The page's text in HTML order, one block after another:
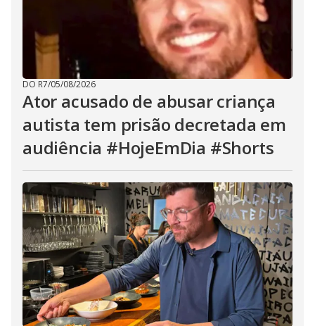
DO R7/05/08/2026
Ator acusado de abusar criança
autista tem prisão decretada em
audiência #HojeEmDia #Shorts